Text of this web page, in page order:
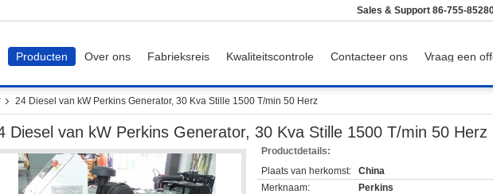
Sales & Support 86-755-
Producten Over ons Fabrieksreis Kwaliteitscontrole Contacteer ons Vraag een
24 Diesel van kW Perkins Generator, 30 Kva Stille 1500 T/min 50 Herz
Diesel van kW Perkins Generator, 30 Kva Stille 1500 T/min 50 Herz
Productdetails:
Plaats van herkomst:
China
Merknaam:
Perkins